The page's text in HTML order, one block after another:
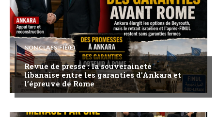
NON CLASSIFIÉ(E)
Revue de presse : la souveraineté
libanaise entre les garanties d’Ankara et
l’épreuve de Rome